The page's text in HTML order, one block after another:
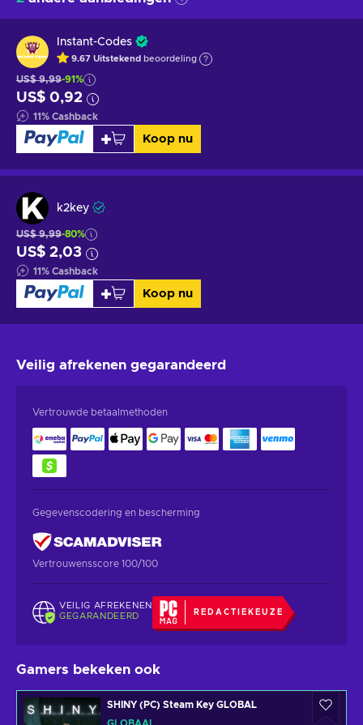
Instant-Codes
9.67 Uitstekend beoordeling
US$ 9,99-91%
US$ 0,92
11% Cashback
Koop nu
k2key
US$ 9,99-80%
US$ 2,03
11% Cashback
Koop nu
Veilig afrekenen gegarandeerd
Vertrouwde betaalmethoden
Gegevenscodering en bescherming
Vertrouwensscore 100/100
VEILIG AFREKENEN
GEGARANDEERD
REDACTIEKEUZE
Gamers bekeken ook
SHINY (PC) Steam Key GLOBAL
GLOBAAL